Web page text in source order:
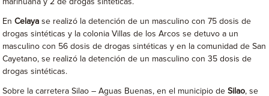
marihuana y 2 de drogas sintéticas.
EnCelayase realizó la detención de un masculino con 75 dosis de
drogas sintéticas y la colonia Villas de los Arcos se detuvo a un
masculino con 56 dosis de drogas sintéticas y en la comunidad de San
Cayetano, se realizó la detención de un masculino con 35 dosis de
drogas sintéticas.
Sobre la carretera Silao – Aguas Buenas, en el municipio deSilao, se